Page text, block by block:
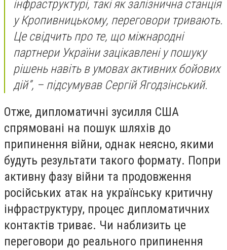
інфраструктурі, такі як залізнична станція
у Кропивницькому, переговори тривають.
Це свідчить про те, що міжнародні
партнери України зацікавлені у пошуку
рішень навіть в умовах активних бойових
дій”, – підсумував Сергій Ягодзінський.
Отже, дипломатичні зусилля США
спрямовані на пошук шляхів до
припинення війни, однак неясно, якими
будуть результати такого формату. Попри
активну фазу війни та продовження
російських атак на українську критичну
інфраструктуру, процес дипломатичних
контактів триває. Чи наблизить це
переговори до реального припинення